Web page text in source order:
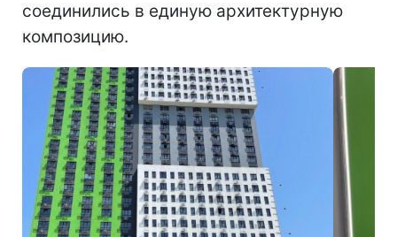
соединились в единую архитектурную
композицию.